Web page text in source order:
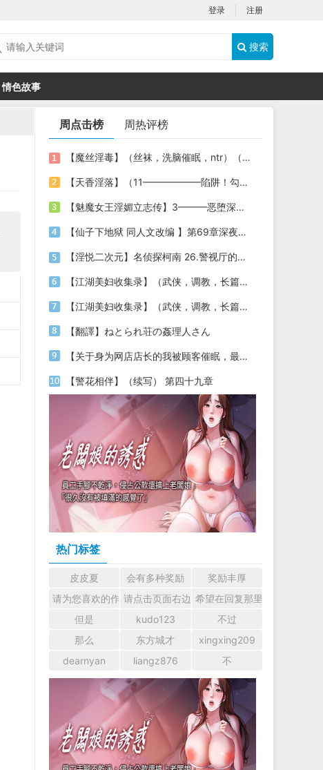
登录 注册
搜索
情色故事
周点击榜 周热评榜
【魔丝淫毒】（丝袜，洗脑催眠，ntr）（24）（我不想）
【天香淫落】（11——————陷阱！勾结的警局调教（下））
【魅魔女王淫媚立志传】3———恶堕深渊的开端
【仙子下地狱 同人文改编 】第69章深夜窥淫戏 交心与交性(二)(纯爱+各种情趣玩法)
【淫悦二次元】名侦探柯南 26.警视厅的隐藏淫娃
【江湖美妇收集录】（武侠，调教，长篇）（6）（师娘篇）
【江湖美妇收集录】（武侠，调教，长篇）（13）（下山历练篇）
【翻譯】ねとられ荘の姦理人さん
【关于身为网店店长的我被顾客催眠，最终堕落为丝袜发情母狗这件事】（18～20）
【警花相伴】（续写） 第四十九章
热门标签
皮皮夏 会有多种奖励
奖励丰厚
请为您喜欢的作者加油吧！ 认真回复交流
请点击页面右边的小手图标支持楼主。
希望在回复那里留下您的
但是
kudo123
不过
那么
东方城才
xingxing209
dearnyan
liangz876 不